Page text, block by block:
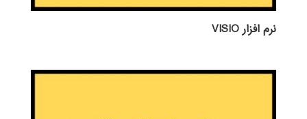
نرم افزار VISIO